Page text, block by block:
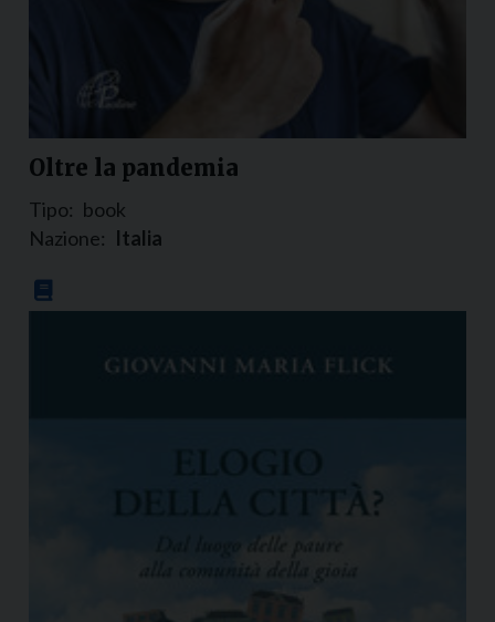
Oltre la pandemia
Tipo: book
Nazione: Italia